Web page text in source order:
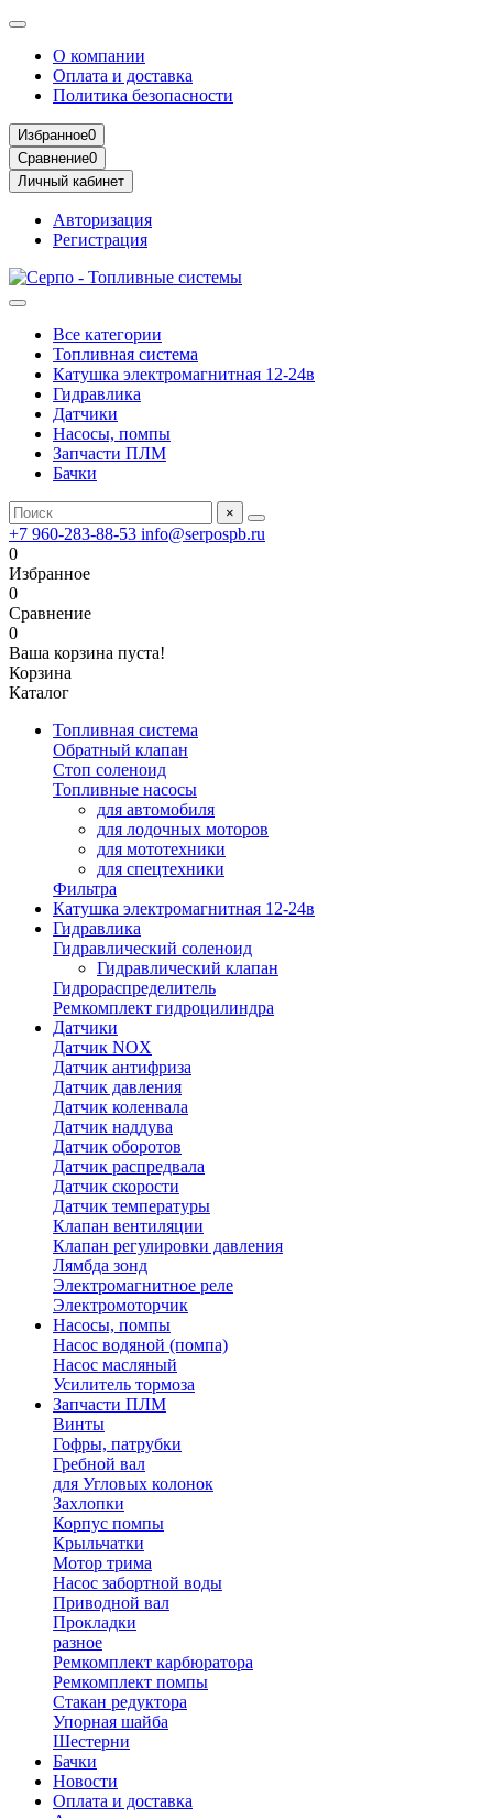
О компании
Оплата и доставка
Политика безопасности
Избранное0
Сравнение0
Личный кабинет
Авторизация
Регистрация
Все категории
Топливная система
Катушка электромагнитная 12-24в
Гидравлика
Датчики
Насосы, помпы
Запчасти ПЛМ
Бачки
×
+7 960-283-88-53 info@serpospb.ru
0
Избранное
0
Сравнение
0
Ваша корзина пуста!
Корзина
Каталог
Топливная система
Обратный клапан
Стоп соленоид
Топливные насосы
для автомобиля
для лодочных моторов
для мототехники
для спецтехники
Фильтра
Катушка электромагнитная 12-24в
Гидравлика
Гидравлический соленоид
Гидравлический клапан
Гидрораспределитель
Ремкомплект гидроцилиндра
Датчики
Датчик NOX
Датчик антифриза
Датчик давления
Датчик коленвала
Датчик наддува
Датчик оборотов
Датчик распредвала
Датчик скорости
Датчик температуры
Клапан вентиляции
Клапан регулировки давления
Лямбда зонд
Электромагнитное реле
Электромоторчик
Насосы, помпы
Насос водяной (помпа)
Насос масляный
Усилитель тормоза
Запчасти ПЛМ
Винты
Гофры, патрубки
Гребной вал
для Угловых колонок
Захлопки
Корпус помпы
Крыльчатки
Мотор трима
Насос забортной воды
Приводной вал
Прокладки
разное
Ремкомплект карбюратора
Ремкомплект помпы
Стакан редуктора
Упорная шайба
Шестерни
Бачки
Новости
Оплата и доставка